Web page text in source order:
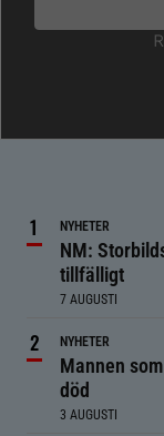
NYHETER
NM:
tillfälligt
7 AUGUSTI
NYHETER
Mannen
död
3 AUGUSTI